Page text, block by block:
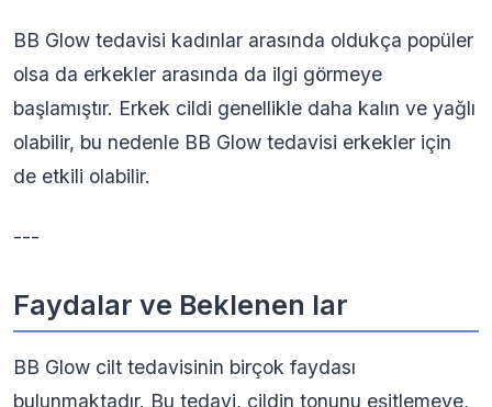
BB Glow tedavisi kadınlar arasında oldukça popüler
olsa da erkekler arasında da ilgi görmeye
başlamıştır. Erkek cildi genellikle daha kalın ve yağlı
olabilir, bu nedenle BB Glow tedavisi erkekler için
de etkili olabilir.
---
Faydalar ve Beklenen lar
BB Glow cilt tedavisinin birçok faydası
bulunmaktadır. Bu tedavi, cildin tonunu eşitlemeye,